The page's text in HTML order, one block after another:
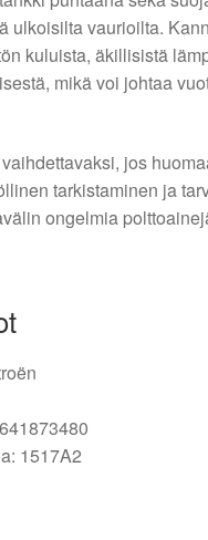
ulkoisilta vaurioilta.
kuluista, äkillisistä
mikä voi johtaa
jos
tarkistaminen ja
ongelmia
1517A2